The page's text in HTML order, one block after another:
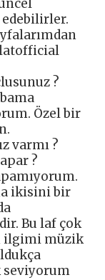
?
Özel bir
varmı ?
?
ikisini bir
Bu laf çok
ilgimi müzik
seviyorum